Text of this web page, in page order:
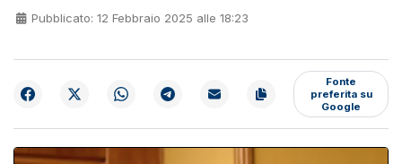
Pubblicato: 12 Febbraio 2025 alle 18:23
Fonte
preferita su
Google